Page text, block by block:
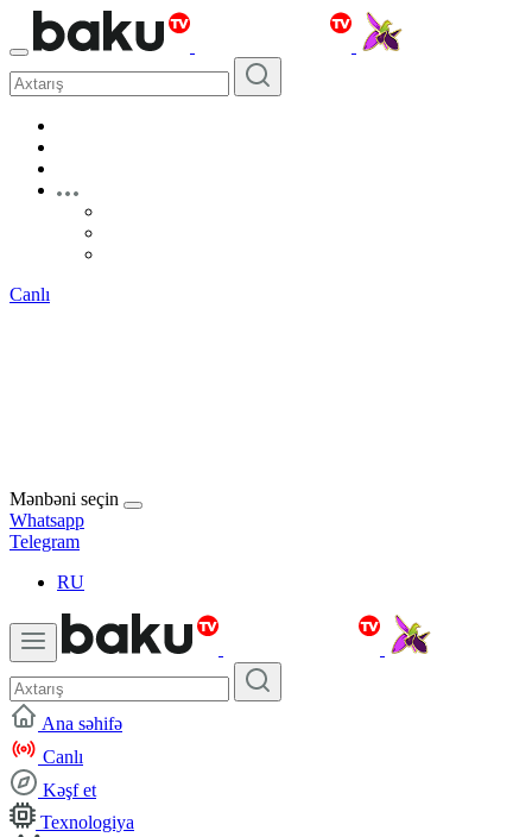
Canlı
Mənbəni seçin
Whatsapp
Telegram
RU
Ana səhifə
Canlı
Kəşf et
Texnologiya